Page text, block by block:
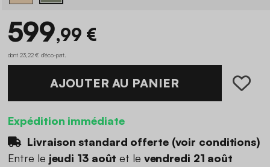
599,99 €
dont 23,22 € d'éco-part
AJOUTER AU PANIER
Expédition immédiate
Livraison standard offerte (voir conditions)
Entre le jeudi 13 août et le vendredi 21 août